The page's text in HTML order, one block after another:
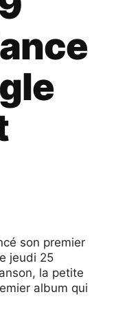
son premier
jeudi 25
la petite
album qui